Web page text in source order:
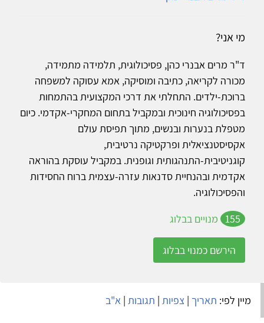
מי אני?
ד"ר מרים אבנרי כהן, פסיכולוגית, תלמידה מתמידה,
מכורה לקריאה, כתיבה ומוסיקה, אמא עסוקה למשפחה
ברוכת-ילדים. התחלתי את דרכי המקצועית בהתמחות
בפסיכולוגיה חינוכית ובמקביל בתחום המחקרי-אקדמי. כיום
מטפלת בנערות ובנשים, מתוך תפיסת עולם
אקסיסטנציאלית ופרקטיקה נרטיבית,
קוגניטיבית-התנהגותית וגופנית. במקביל עוסקת בהוראה
אקדמית ובהנחיית סדנאות עזרה-עצמית ברוח החסידות
והפסיכולוגיה.
155
מנויים בבלוג
הירשם כמנוי בבלוג
מיין לפי: תאריך | צפיות | תגובות | א"ב